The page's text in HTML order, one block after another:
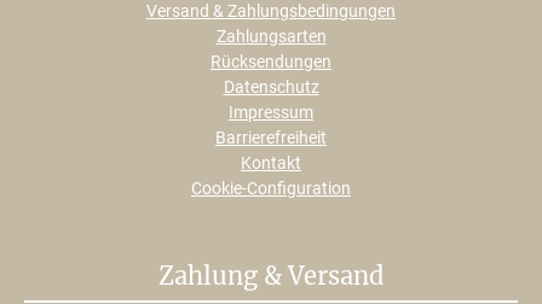
Versand & Zahlungsbedingungen
Zahlungsarten
Rücksendungen
Datenschutz
Impressum
Barrierefreiheit
Kontakt
Cookie-Configuration
Zahlung & Versand